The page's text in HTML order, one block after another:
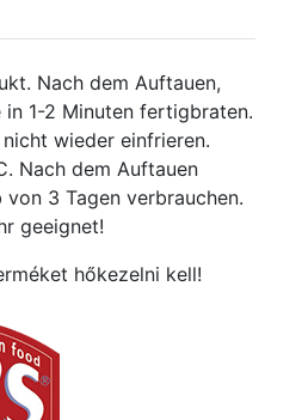
Nach dem Auftauen,
in 1-2 Minuten fertigbraten.
wieder einfrieren.
Nach dem Auftauen
von 3 Tagen verbrauchen.
geeignet!
hőkezelni kell!